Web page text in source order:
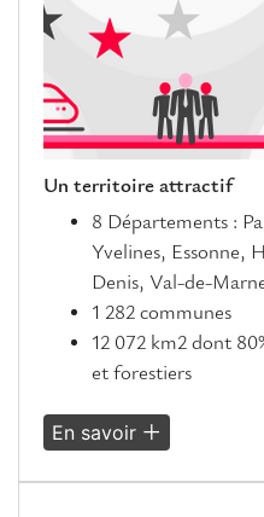
Un territoire attractif
8 Départements :
Yvelines, Essonne,
Denis, Val-de-
1 282 communes
12 072 km2 dont
et forestiers
En savoir